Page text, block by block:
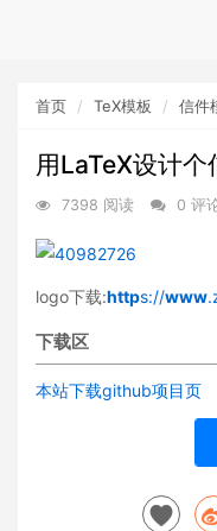
首页 TeX模板 信件
用LaTeX设计个
7398 阅读 0 评
logo下载:https://www
下载区
本站下载github项目页